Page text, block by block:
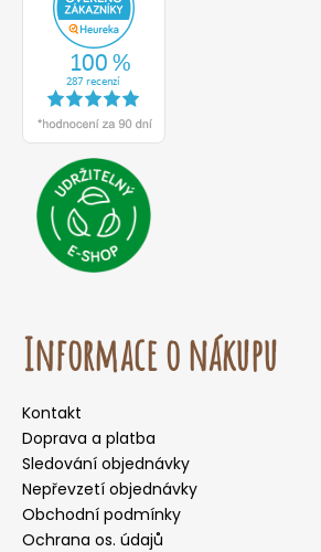
Informace o nákupu
Kontakt
Doprava a platba
Sledování objednávky
Nepřevzetí objednávky
Obchodní podmínky
Ochrana os. údajů